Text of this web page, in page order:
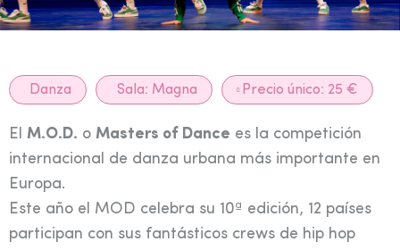
Danza Sala: Magna Precio único: 25 €
El M.O.D. o Masters of Dance es la competición
internacional de danza urbana más importante en
Europa.
Este año el MOD celebra su 10ª edición, 12 países
participan con sus fantásticos crews de hip hop